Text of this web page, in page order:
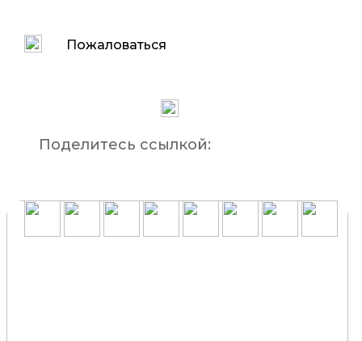
Пожаловаться
Поделитесь ссылкой: